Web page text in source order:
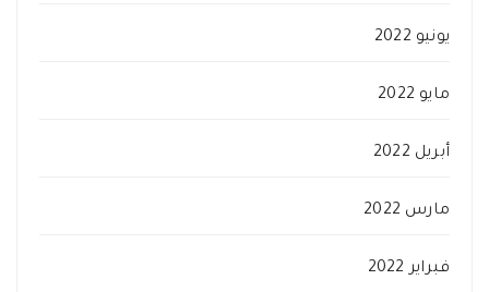
يونيو 2022
مايو 2022
أبريل 2022
مارس 2022
فبراير 2022